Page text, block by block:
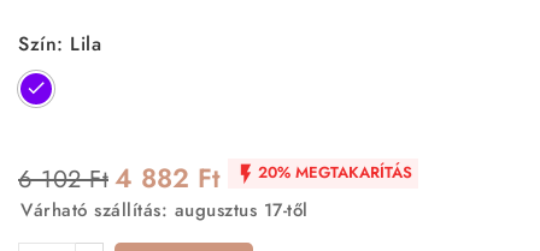
Szín: Lila
Lila
6 102 Ft4 882 Ft  20% MEGTAKARÍTÁS
Várható szállítás: augusztus 17-től